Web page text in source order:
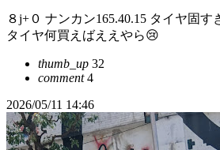
８j+０ ナンカン165.40.15 タイヤ固
タイヤ何買えばええやら😢
thumb_up 32
comment4
2026/05/11 14:46